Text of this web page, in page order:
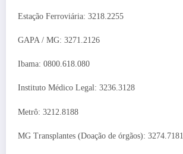
Estação Ferroviária: 3218.2255
GAPA / MG: 3271.2126
Ibama: 0800.618.080
Instituto Médico Legal: 3236.3128
Metrô: 3212.8188
MG Transplantes (Doação de órgãos): 3274.7181